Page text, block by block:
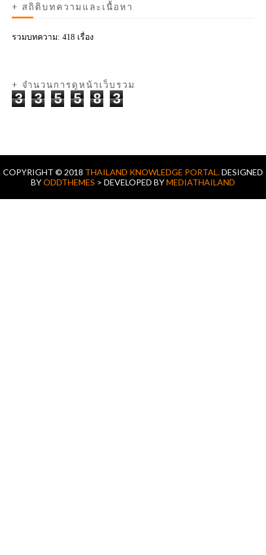
+ สถิติบทความและเนื้อหา
รวมบทความ: 418 เรื่อง
+ จำนวนการดูหน้าเว็บรวม
3 3 5 5 8 3
COPYRIGHT © 2018 THAILAND KNOWLEDGE PORTAL.DESIGNED
BYODDTHEMES > DEVELOPED BYMEDIATHAILAND